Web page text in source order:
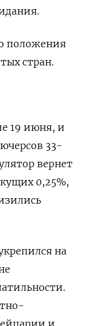
положения
стран.
19 июня, и
33-
вернет
0,25%,
на
и